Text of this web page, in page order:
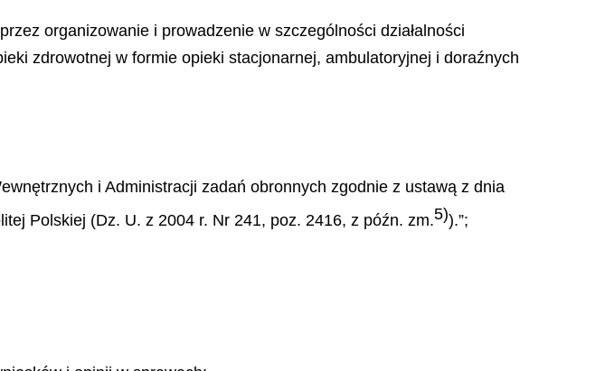
organizowanie i prowadzenie w szczególności działalności
zdrowotnej w formie opieki stacjonarnej, ambulatoryjnej i doraźnych
i Administracji zadań obronnych zgodnie z ustawą z dnia
Polskiej (Dz. U. z 2004 r. Nr 241, poz. 2416, z późn. zm.5)).”;